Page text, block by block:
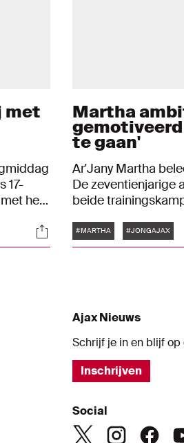
met
17-
het
Socials
Martha
gemotiveerd
te gaan'
Ar'Jany Martha
De zeventienjarige
beide
van Erik ten Hag.
jongeling.
Tags
#MARTHA #JONGAJAX
Ajax Nieuws
Schrijf je in en blijf op
Inschrijven
Social